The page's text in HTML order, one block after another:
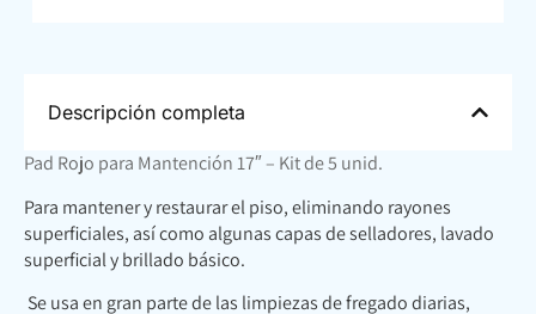
Descripción completa
Pad Rojo para Mantención 17″ – Kit de 5 unid.
Para mantener y restaurar el piso, eliminando rayones
superficiales, así como algunas capas de selladores, lavado
superficial y brillado básico.
Se usa en gran parte de las limpiezas de fregado diarias,